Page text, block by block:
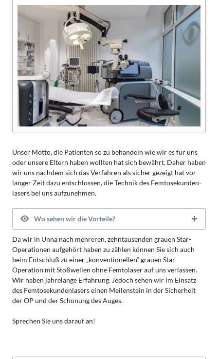
Unser Motto, die Patienten so zu behandeln wie wir es für uns
oder unsere Eltern haben wollten hat sich bewährt. Daher haben
wir uns nachdem sich das Verfahren als sicher gezeigt hat vor
langer Zeit dazu entschlossen, die Technik des Femto­sekunden­
lasers bei uns aufzunehmen.
Wo sehen wir die Vorteile?
Da wir in Unna nach mehreren, zehn­tausenden grauen Star-
Operationen aufgehört haben zu zählen können Sie sich auch
beim Entschluß zu einer „konventionellen“ grauen Star-
Operation mit Stoßwellen ohne Femto­laser auf uns verlassen.
Wir haben jahrelange Erfahrung. Jedoch sehen wir im Einsatz
des Femto­sekunden­lasers einen Meilenstein in der Sicherheit
der OP und der Schonung des Auges.
Sprechen Sie uns darauf an!